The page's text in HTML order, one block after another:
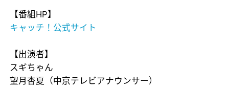
【番組HP】
キャッチ！公式サイト
【出演者】
スギちゃん
望月杏夏（中京テレビアナウンサー）